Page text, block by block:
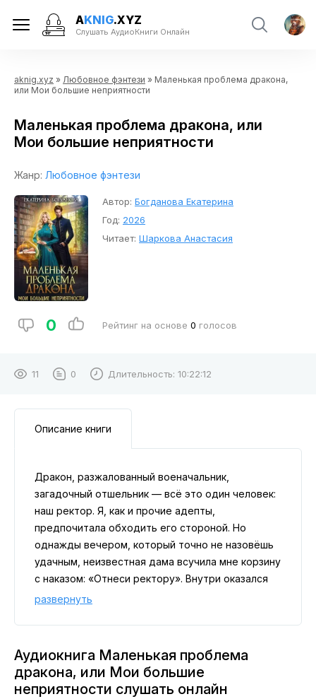
AKNIG.XYZ
Слушать АудиоКниги Онлайн
aknig.xyz » Любовное фэнтези » Маленькая проблема дракона,
или Мои большие неприятности
Маленькая проблема дракона, или
Мои большие неприятности
Жанр: Любовное фэнтези
Автор: Богданова Екатерина
Год: 2026
Читает: Шаркова Анастасия
0 Рейтинг на основе 0 голосов
11 0 Длительность: 10:22:12
Описание книги
Дракон, разжалованный военачальник,
загадочный отшельник — всё это один человек:
наш ректор. Я, как и прочие адепты,
предпочитала обходить его стороной. Но
однажды вечером, который точно не назовёшь
удачным, неизвестная дама всучила мне корзину
с наказом: «Отнеси ректору». Внутри оказался
младенец! С этой минуты моя жизнь и жизнь
*подкидыш*упрямый дракон*бедовая
заклинаниями
развернуть
Аудиокнига Маленькая проблема
дракона, или Мои большие
неприятности слушать онлайн